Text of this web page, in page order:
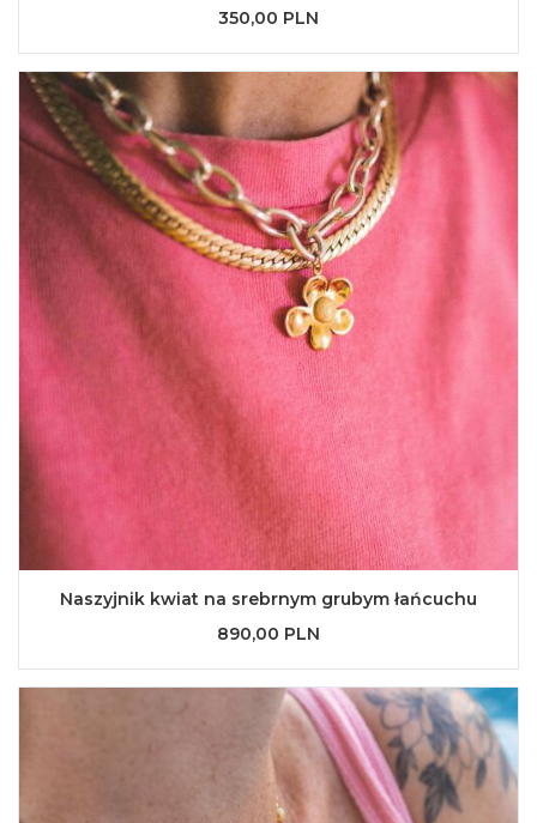
350,00 PLN
Naszyjnik kwiat na srebrnym grubym łańcuchu
890,00 PLN